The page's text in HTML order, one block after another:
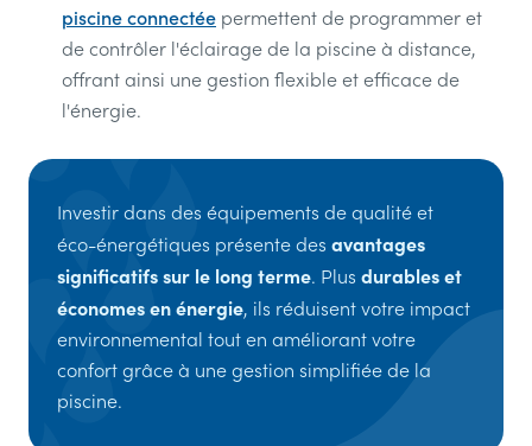
piscine connectée permettent de programmer et
de contrôler l'éclairage de la piscine à distance,
offrant ainsi une gestion flexible et efficace de
l'énergie.
Investir dans des équipements de qualité et
éco-énergétiques présente des avantages
significatifs sur le long terme. Plus durables et
économes en énergie, ils réduisent votre impact
environnemental tout en améliorant votre
confort grâce à une gestion simplifiée de la
piscine.